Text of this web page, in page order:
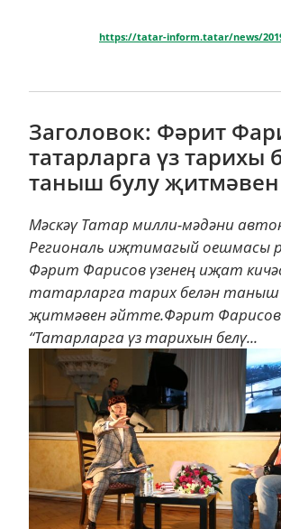
https://tatar-inform.tatar/news/
Заголовок: Фәрит
татарларга үз тарихы
таныш булу җитмәвен
Мәскәү Татар милли-мәдәни
Региональ иҗтимагый оешмасы
Фәрит Фарисов үзенең иҗат
татарларга тарих белән таныш
җитмәвен әйтте.Фәрит
“Татарларга үз тарихын белү...